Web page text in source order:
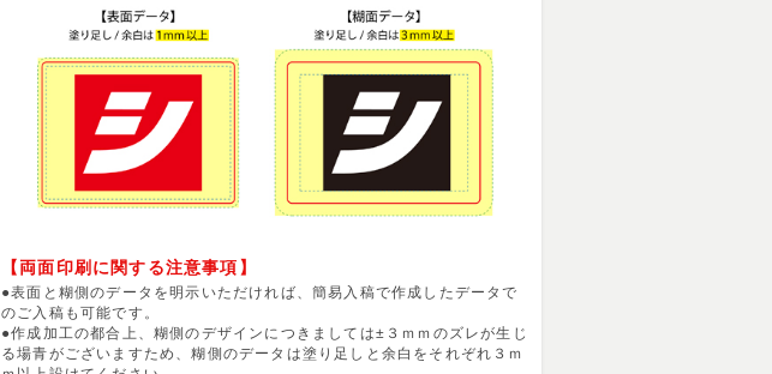
【両面印刷に関する注意事項】
●表面と糊側のデータを明示いただければ、簡易入稿で作成したデータで
のご入稿も可能です。
●作成加工の都合上、糊側のデザインにつきましては±３ｍｍのズレが生じ
る場青がございますため、糊側のデータは塗り足しと余白をそれぞれ３ｍ